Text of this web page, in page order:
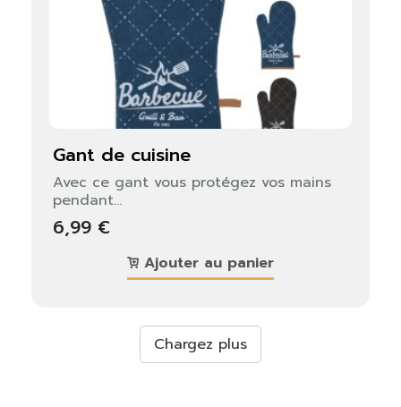
gant de cuisine
Avec ce gant vous protégez vos mains
pendant...
6,99 €
Ajouter au panier
Chargez plus